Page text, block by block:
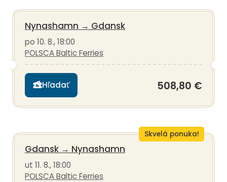
Nynashamn → Gdansk
po 10. 8., 18:00
POLSCA Baltic Ferries
Hľadať 508,80 €
Skvelá ponuka!
Gdansk → Nynashamn
ut 11. 8., 18:00
POLSCA Baltic Ferries